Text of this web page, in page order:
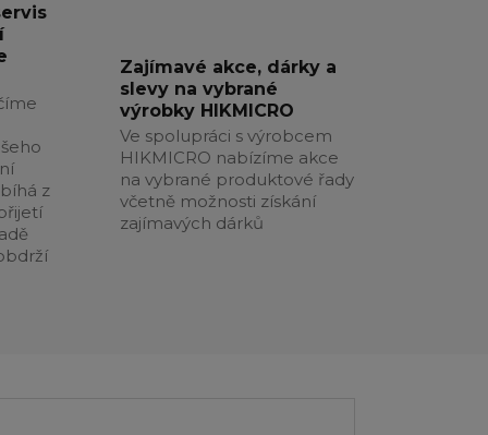
z
Zajímavé akce, dárky a
slevy na vybrané
výrobky HIKMICRO
Ve spolupráci s výrobcem
HIKMICRO nabízíme akce
na vybrané produktové řady
včetně možnosti získání
zajímavých dárků